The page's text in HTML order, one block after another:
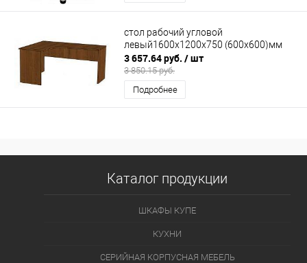
стол рабочий угловой
левый1600х1200х750 (600х600)мм
3 657.64 руб. / шт
3 850.15 руб.
Подробнее
Каталог продукции
ШКАФЫ КУПЕ
КУХНИ
СЕРИЙНАЯ КОРПУСНАЯ МЕБЕЛЬ